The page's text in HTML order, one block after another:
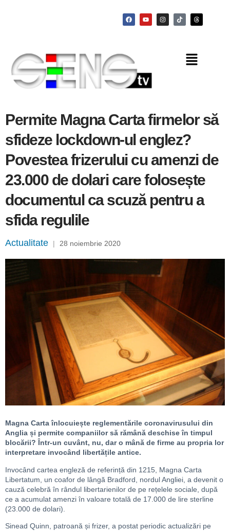
Permite Magna Carta firmelor să
sfideze lockdown-ul englez?
Povestea frizerului cu amenzi de
23.000 de dolari care folosește
documentul ca scuză pentru a
sfida regulile
Actualitate | 28 noiembrie 2020
Magna Carta înlocuiește reglementările coronavirusului din
Anglia și permite companiilor să rămână deschise în timpul
blocării? Într-un cuvânt, nu, dar o mână de firme au propria lor
interpretare invocând libertățile antice.
Invocând cartea engleză de referință din 1215, Magna Carta
Libertatum, un coafor de lângă Bradford, nordul Angliei, a devenit o
cauză celebră în rândul libertarienilor de pe rețelele sociale, după
ce a acumulat amenzi în valoare totală de 17.000 de lire sterline
(23.000 de dolari).
Sinead Quinn, patroană și frizer, a postat periodic actualizări pe